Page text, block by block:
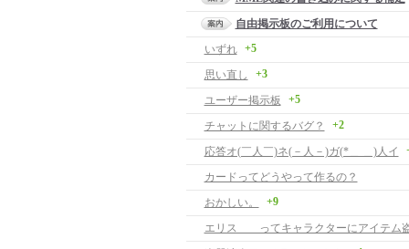
自由掲示板のご利用について
いずれ
+5
思い直し +3
ユーザー掲示板 +5
チャットに関するバグ？ +2
応答オ(￣人￣)ネ(－人－)ガ(*＿ ＿)人イ
カードってどうやって作るの？
おかしい。
+9
エリス ってキャラクターにアイテム